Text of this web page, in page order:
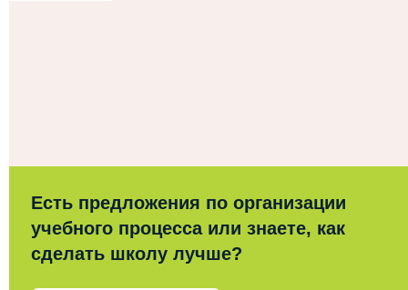
Есть предложения по организации
учебного процесса или знаете, как
сделать школу лучше?